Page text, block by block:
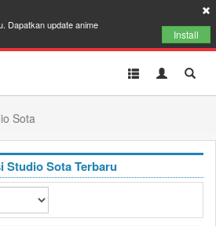
Dapatkan update anime
Install
Toggle
Toggle
Sota
Studio Sota Terbaru